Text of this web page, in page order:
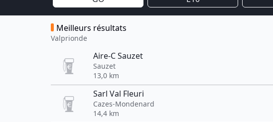
Meilleurs résultats
Valprionde
Aire-C Sauzet
Sauzet
13,0 km
Sarl Val Fleuri
Cazes-Mondenard
14,4 km